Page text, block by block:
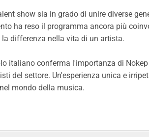
show sia in grado di unire diverse
ha reso il programma ancora più
differenza nella vita di un artista.
italiano conferma l'importanza di Nokep
del settore. Un'esperienza unica e
mondo della musica.